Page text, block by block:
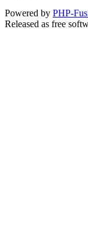
Powered by PHP-
Released as free